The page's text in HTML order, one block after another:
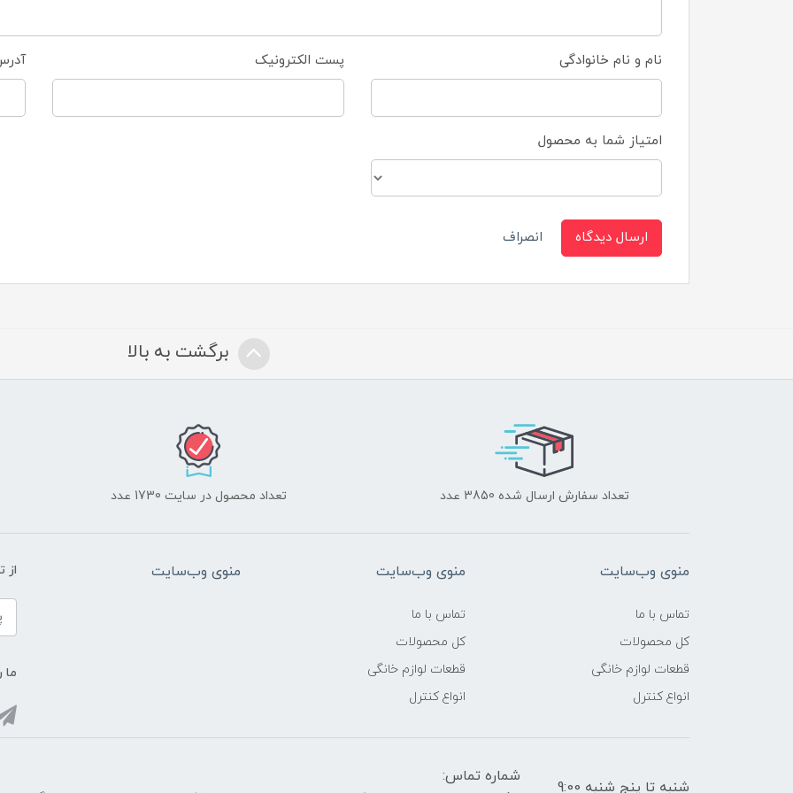
نام و نام خانوادگی پست الکترونیک
امتیاز شما به محصول
ارسال دیدگاه انصراف
برگشت به بالا
تعداد سفارش ارسال شده 3850 عدد تعداد محصول در سایت 1730 عدد
منوی وب‌سایت
تماس با ما
کل محصولات
قطعات لوازم خانگی
انواع کنترل
منوی وب‌سایت
تماس با ما
کل محصولات
قطعات لوازم خانگی
انواع کنترل
منوی وب‌سایت از
ما
شنبه تا پنج شنبه 9:00
شماره تماس: